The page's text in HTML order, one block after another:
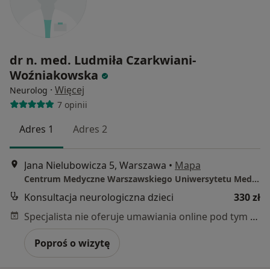
dr n. med. Ludmiła Czarkwiani-
Woźniakowska
Neurolog · Więcej
7 opinii
Adres 1 Adres 2
Jana Nielubowicza 5, Warszawa • Mapa
Centrum Medyczne Warszawskiego Uniwersytetu Medycznego w Warszawie
Konsultacja neurologiczna dzieci
330 zł
Specjalista nie oferuje umawiania online pod tym adresem.
Poproś o wizytę